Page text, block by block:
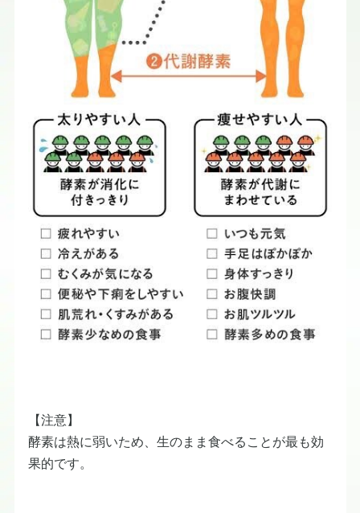
【注意】
酵素は熱に弱いため、生のまま食べることが最も効
果的です。